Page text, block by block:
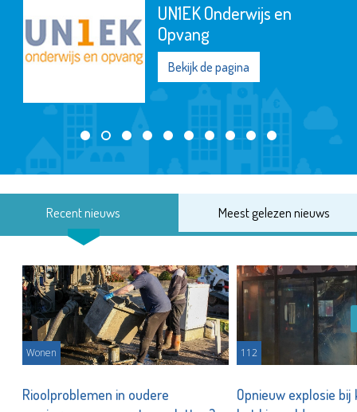
UN1EK Onderwijs en
Opvang
Bekijk de pagina
Recent nieuws Meest gelezen nieuws
Wonen
Rioolproblemen in oudere
112
Opnieuw explosie bij